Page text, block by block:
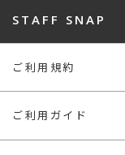
STAFF SNAP
ご利用規約
ご利用ガイド